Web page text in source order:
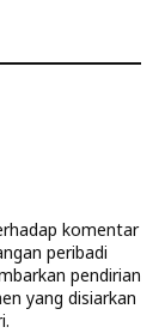
komentar
peribadi
pendirian
yang disiarkan